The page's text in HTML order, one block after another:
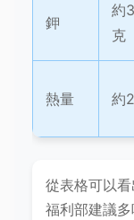
鉀
約
克
熱量 約
從表格可以
福利部建議